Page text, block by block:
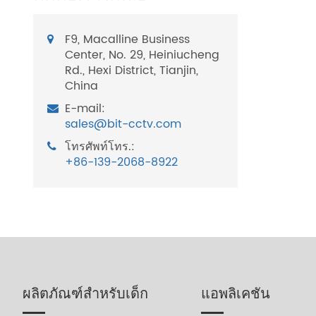
F9, Macalline Business
Center, No. 29, Heiniucheng
Rd., Hexi District, Tianjin,
China
E-mail:
sales@bit-cctv.com
โทรศัพท์โทร.:
+86-139-2068-8922
ผลิตภัณฑ์สำหรับเด็ก แอพลิเคชัน